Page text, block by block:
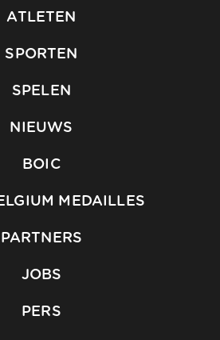
ATLETEN
SPORTEN
SPELEN
NIEUWS
BOIC
MEDAILLES
PARTNERS
JOBS
PERS